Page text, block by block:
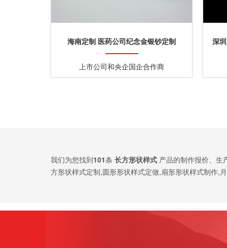
海南定制 医药公司纪念金银钞定制
上市公司和央企国企合作商
深
我们为您找到101条 长方形状样式 产品的制作报价、生
方形状样式定制,圆形形状样式定做,扇形形状样式制作,